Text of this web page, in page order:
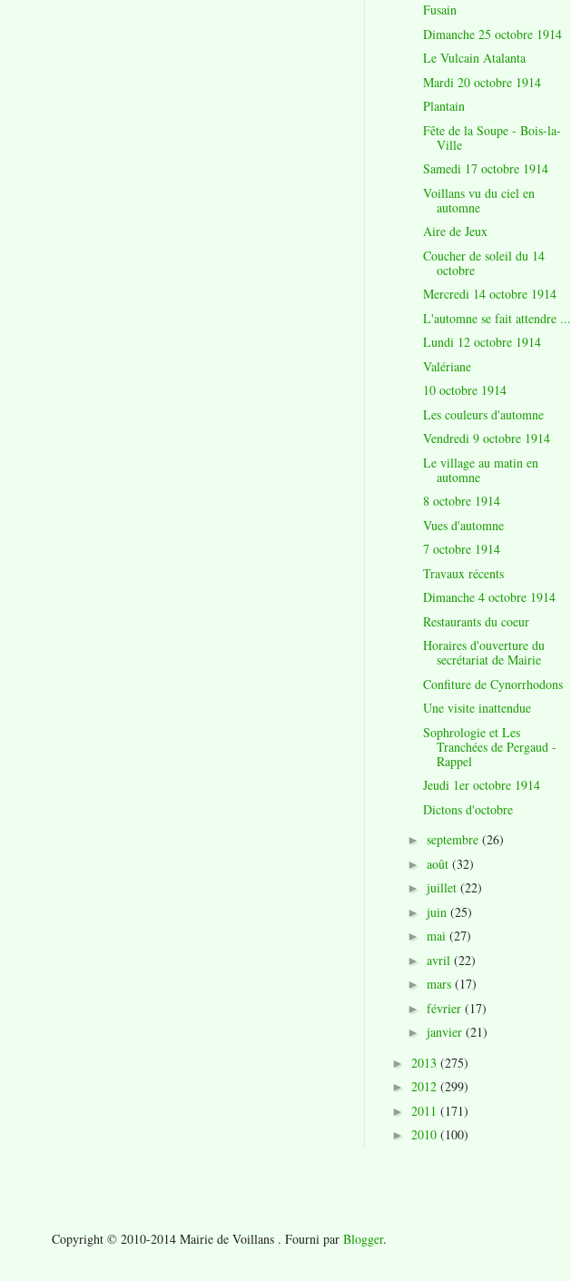
Fusain
Dimanche 25 octobre 1914
Le Vulcain Atalanta
Mardi 20 octobre 1914
Plantain
Fête de la Soupe - Bois-la-
Ville
Samedi 17 octobre 1914
Voillans vu du ciel en
automne
Aire de Jeux
Coucher de soleil du 14
octobre
Mercredi 14 octobre 1914
L'automne se fait attendre ...
Lundi 12 octobre 1914
Valériane
10 octobre 1914
Les couleurs d'automne
Vendredi 9 octobre 1914
Le village au matin en
automne
8 octobre 1914
Vues d'automne
7 octobre 1914
Travaux récents
Dimanche 4 octobre 1914
Restaurants du coeur
Horaires d'ouverture du
secrétariat de Mairie
Confiture de Cynorrhodons
Une visite inattendue
Sophrologie et Les
Tranchées de Pergaud -
Rappel
Jeudi 1er octobre 1914
Dictons d'octobre
► septembre (26)
► août (32)
► juillet (22)
► juin (25)
► mai (27)
► avril (22)
► mars (17)
► février (17)
► janvier (21)
► 2013 (275)
► 2012 (299)
► 2011 (171)
► 2010 (100)
Copyright © 2010-2014 Mairie de Voillans . Fourni par Blogger.